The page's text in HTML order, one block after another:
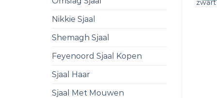
Nikkie Sjaal
Shemagh Sjaal
Feyenoord Sjaal Kopen
Sjaal Haar
Sjaal Met Mouwen
zwart